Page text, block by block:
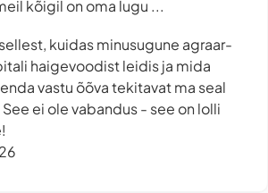
kõigil on oma lugu ...
kuidas minusugune agraar-
haigevoodist leidis ja mida
vastu õõva tekitavat ma seal
ei ole vabandus - see on lolli